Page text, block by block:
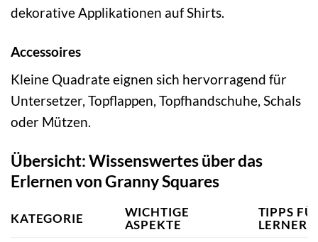
dekorative Applikationen auf Shirts.
Accessoires
Kleine Quadrate eignen sich hervorragend für
Untersetzer, Topflappen, Topfhandschuhe, Schals
oder Mützen.
Übersicht: Wissenswertes über das
Erlernen von Granny Squares
KATEGORIE
WICHTIGE
ASPEKTE
TIPPS
LERNER